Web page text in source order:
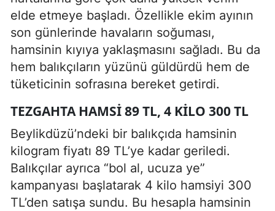
elde etmeye başladı. Özellikle ekim ayının
son günlerinde havaların soğuması,
hamsinin kıyıya yaklaşmasını sağladı. Bu da
hem balıkçıların yüzünü güldürdü hem de
tüketicinin sofrasına bereket getirdi.
TEZGAHTA HAMSI 89 TL, 4 KILO 300 TL
Beylikdüzü’ndeki bir balıkçıda hamsinin
kilogram fiyatı 89 TL’ye kadar geriledi.
Balıkçılar ayrıca “bol al, ucuza ye”
kampanyası başlatarak 4 kilo hamsiyi 300
TL’den satışa sundu. Bu hesapla hamsinin